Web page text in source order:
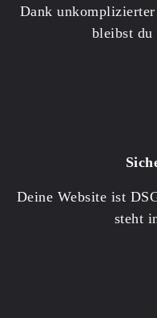
Dank unkomplizierter
bleibst
Deine Website ist
steht